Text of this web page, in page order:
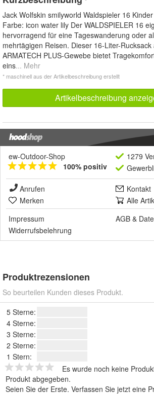
Jack Wolfskin smilyworld Waldspieler 16
Farbe: icon water lily Der WALDSPIELER 16
hervorragend für eine Tageswanderung oder
mehrtägigen Reisen. Dieser 16-Liter-
ARMATECH PLUS-Gewebe bietet
eins... Mehr
* maschinell aus der Artikelbeschreibung erstellt
Artikelbeschreibung
ew-Outdoor-Shop
100% positiv
1279
Anrufen
Kontakt
Merken
Alle
Impressum
AGB &
Widerrufsbelehrung
Produktrezensionen
So beurteilen Kunden dieses Produkt.
5 Sterne:
4 Sterne:
3 Sterne:
2 Sterne:
1 Stern:
Es wurde noch keine
Produkt abgegeben.
Seien Sie der Erste. Verfassen Sie jetzt eine